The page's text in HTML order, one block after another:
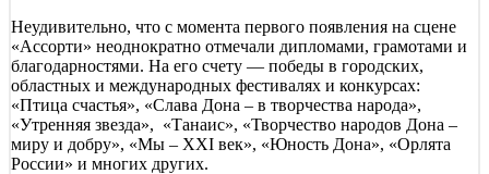
Неудивительно, что с момента первого появления на сцене
«Ассорти» неоднократно отмечали дипломами, грамотами и
благодарностями. На его счету — победы в городских,
областных и международных фестивалях и конкурсах:
«Птица счастья», «Слава Дона – в творчества народа»,
«Утренняя звезда», «Танаис», «Творчество народов Дона –
миру и добру», «Мы – ХХI век», «Юность Дона», «Орлята
России» и многих других.